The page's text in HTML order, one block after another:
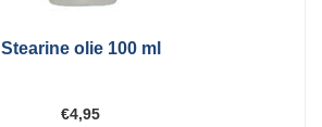
Stearine olie 100 ml
€4,95